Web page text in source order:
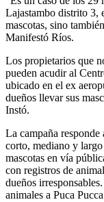
Lajastambo distrito 3,
mascotas, sino
Manifestó Ríos.
Los propietarios que
pueden acudir al
ubicado en el ex
dueños llevar sus
Instó.
La campaña
corto, mediano y
mascotas en vía
con registros de
dueños
animales a Puca